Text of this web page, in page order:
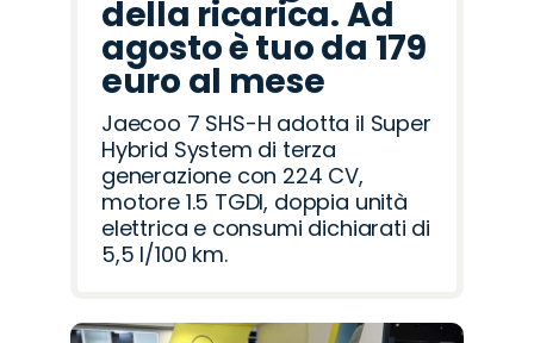
della ricarica. Ad
agosto è tuo da 179
euro al mese
Jaecoo 7 SHS-H adotta il Super
Hybrid System di terza
generazione con 224 CV,
motore 1.5 TGDI, doppia unità
elettrica e consumi dichiarati di
5,5 l/100 km.